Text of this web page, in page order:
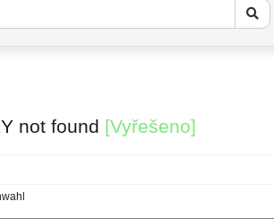
not found [Vyřešeno]